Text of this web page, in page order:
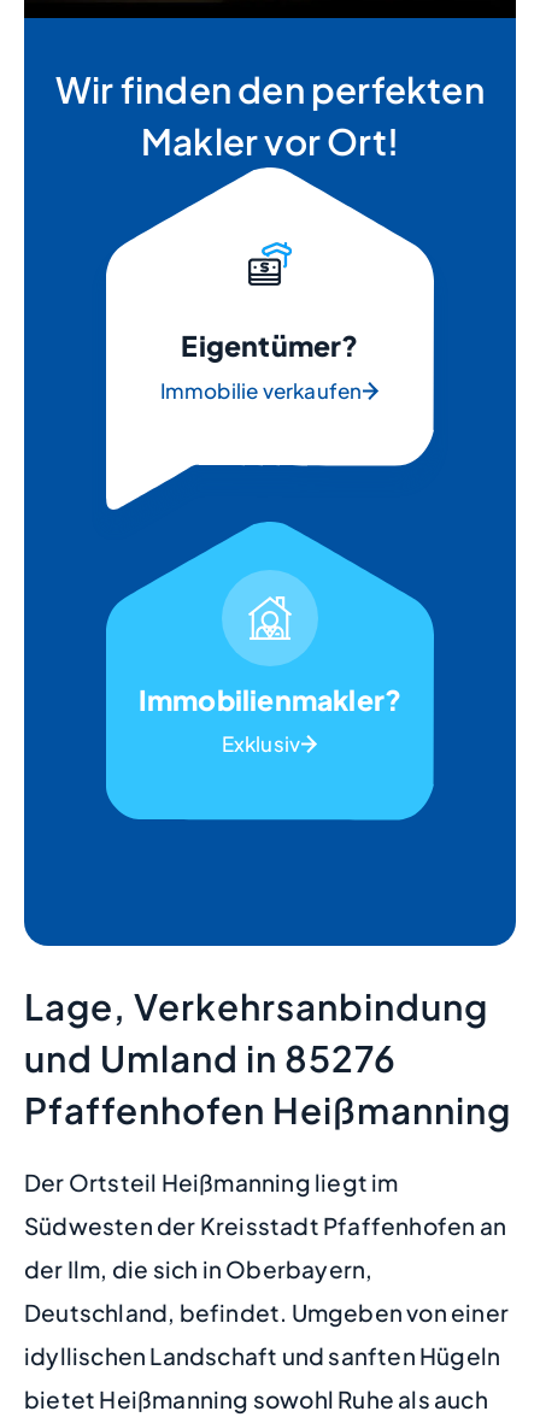
Wir finden den perfekten
Makler vor Ort!
Eigentümer?
Immobilie verkaufen
Immobilienmakler?
Exklusiv
Lage, Verkehrsanbindung
und Umland in 85276
Pfaffenhofen Heißmanning
Der Ortsteil Heißmanning liegt im
Südwesten der Kreisstadt Pfaffenhofen an
der Ilm, die sich in Oberbayern,
Deutschland, befindet. Umgeben von einer
idyllischen Landschaft und sanften Hügeln
bietet Heißmanning sowohl Ruhe als auch